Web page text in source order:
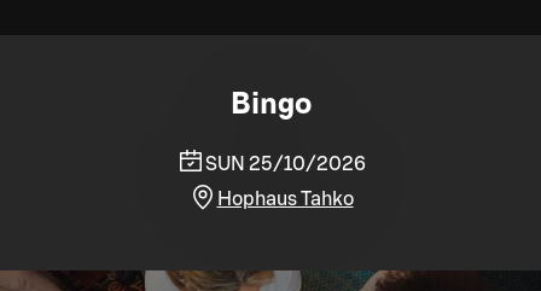
Bingo
SUN 25/10/2026
Hophaus Tahko